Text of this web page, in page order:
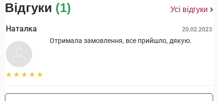
Відгуки (1) Усі відгуки
Наталка 20.02.2023
Отримала замовлення, все прийшло, дякую.